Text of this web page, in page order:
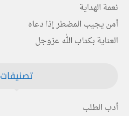
نعمة الهداية
أمن يجيب المضطر إذا دعاه
العناية بكتاب الله عزوجل
تصنيفات
أدب الطلب